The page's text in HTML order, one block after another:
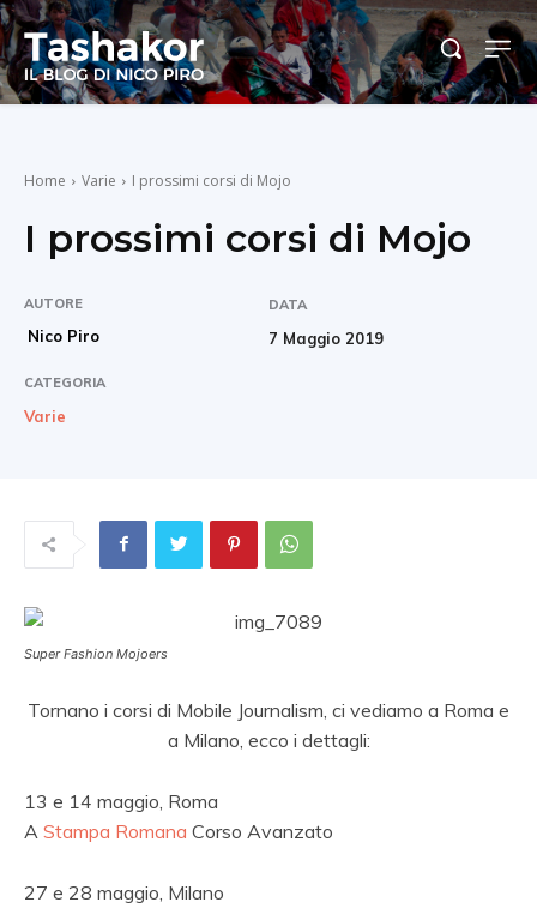
Home Varie I prossimi corsi di Mojo
I prossimi corsi di Mojo
AUTORE
Nico Piro
DATA
7 Maggio 2019
CATEGORIA
Varie
Super Fashion Mojoers
Tornano i corsi di Mobile Journalism, ci vediamo a Roma e
a Milano, ecco i dettagli:
13 e 14 maggio, Roma
A Stampa Romana Corso Avanzato
27 e 28 maggio, Milano